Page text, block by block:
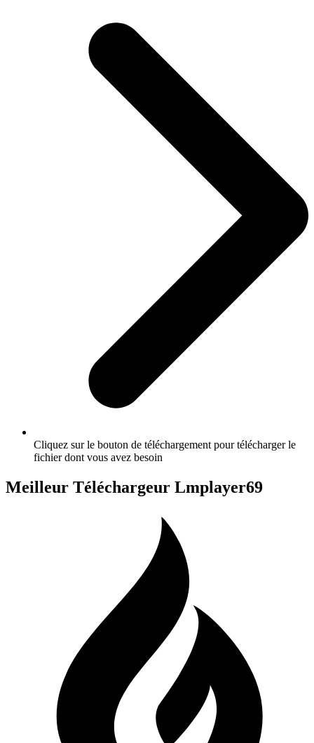
Cliquez sur le bouton de téléchargement pour télécharger le
fichier dont vous avez besoin
Meilleur Téléchargeur Lmplayer69